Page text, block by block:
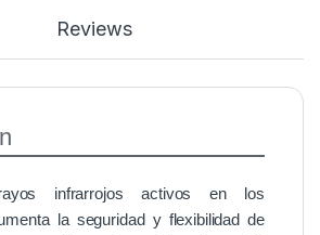
Reviews
infrarrojos activos en los
la seguridad y flexibilidad de